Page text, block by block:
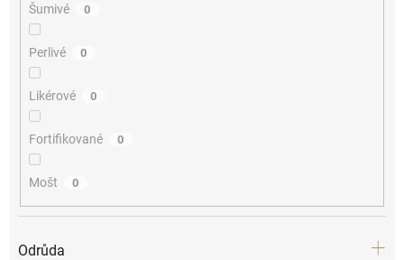
Šumivé 0
Perlivé 0
Likérové 0
Fortifikované 0
Mošt 0
Odrůda